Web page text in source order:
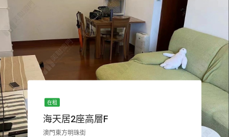
在租
海天居2座高層F
澳門東方明珠街